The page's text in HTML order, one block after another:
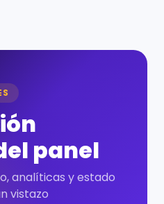
panel
analíticas y estado
vistazo